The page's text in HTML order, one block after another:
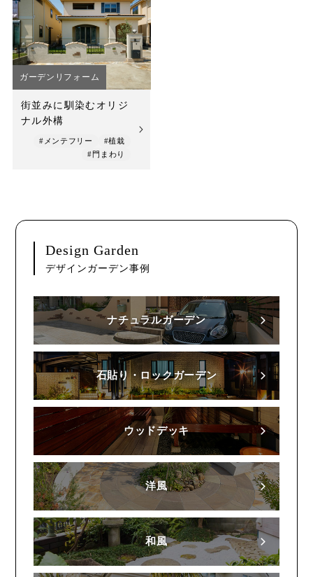
店舗案内
スタッフ紹介
プライバシーポリシー
サイトマップ
ガーデンリフォーム
街並みに馴染むオリジ
ナル外構
#メンテフリー
#植栽
#門まわり
Design Garden
デザインガーデン事例
ナチュラルガーデン
石貼り・ロックガーデン
ウッドデッキ
洋風
和風